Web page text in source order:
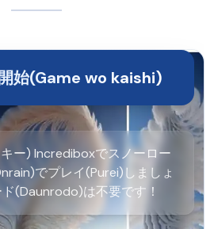
始(Game wo kaishi)
ー) Incrediboxでスノーロー
でプレイ(Purei)しましょ
(Daunrodo)は不要です！